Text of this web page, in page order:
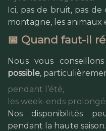
Ici, pas de bruit, pas
montagne, les animaux
📅 Quand faut-il
Nous vous
possible,
pendant l’été,
les week-ends
Nos disponibilités
pendant la haute saison.